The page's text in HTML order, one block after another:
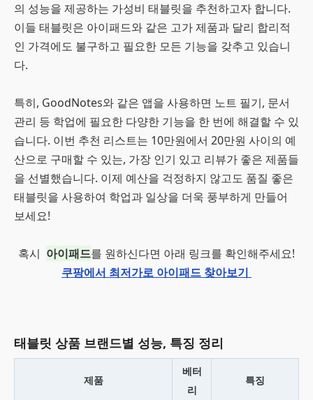
의 성능을 제공하는 가성비 태블릿을 추천하고자 합니다.
이들 태블릿은 아이패드와 같은 고가 제품과 달리 합리적
인 가격에도 불구하고 필요한 모든 기능을 갖추고 있습니
다.
특히, GoodNotes와 같은 앱을 사용하면 노트 필기, 문서
관리 등 학업에 필요한 다양한 기능을 한 번에 해결할 수 있
습니다. 이번 추천 리스트는 10만원에서 20만원 사이의 예
산으로 구매할 수 있는, 가장 인기 있고 리뷰가 좋은 제품들
을 선별했습니다. 이제 예산을 걱정하지 않고도 품질 좋은
태블릿을 사용하여 학업과 일상을 더욱 풍부하게 만들어
보세요!
혹시 아이패드를 원하신다면 아래 링크를 확인해주세요!
쿠팡에서 최저가로 아이패드 찾아보기
태블릿 상품 브랜드별 성능, 특징 정리
제품
베터
리
특징